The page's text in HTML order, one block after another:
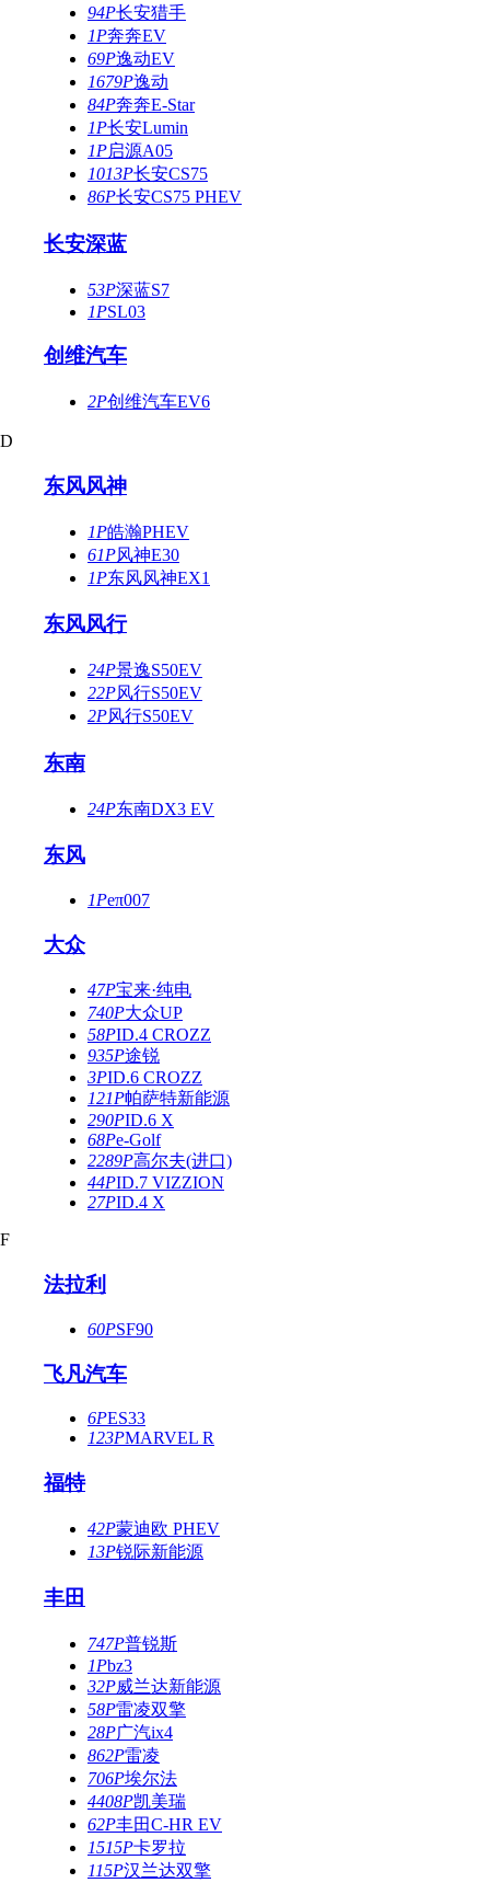
94P长安猎手
1P奔奔EV
69P逸动EV
1679P逸动
84P奔奔E-Star
1P长安Lumin
1P启源A05
1013P长安CS75
86P长安CS75 PHEV
长安深蓝
53P深蓝S7
1PSL03
创维汽车
2P创维汽车EV6
D
东风风神
1P皓瀚PHEV
61P风神E30
1P东风风神EX1
东风风行
24P景逸S50EV
22P风行S50EV
2P风行S50EV
东南
24P东南DX3 EV
东风
1Peπ007
大众
47P宝来·纯电
740P大众UP
58PID.4 CROZZ
935P途锐
3PID.6 CROZZ
121P帕萨特新能源
290PID.6 X
68Pe-Golf
2289P高尔夫(进口)
44PID.7 VIZZION
27PID.4 X
F
法拉利
60PSF90
飞凡汽车
6PES33
123PMARVEL R
福特
42P蒙迪欧 PHEV
13P锐际新能源
丰田
747P普锐斯
1Pbz3
32P威兰达新能源
58P雷凌双擎
28P广汽ix4
862P雷凌
706P埃尔法
4408P凯美瑞
62P丰田C-HR EV
1515P卡罗拉
115P汉兰达双擎